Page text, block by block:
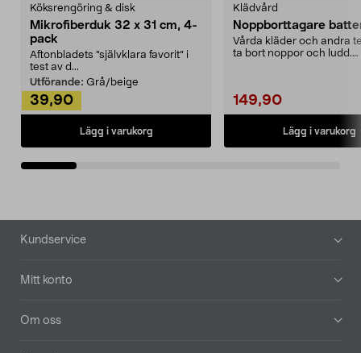
Köksrengöring & disk
Mikrofiberduk 32 x 31 cm, 4-
pack
Aftonbladets "självklara favorit” i
test av d...
Utförande: Grå/beige
39,90
Lägg i varukorg
Klädvård
Noppborttagare
Vårda kläder och andra
ta bort noppor och ludd.
149,90
Lägg i varukorg
Sidfot
Kundservice
Mitt konto
Om oss